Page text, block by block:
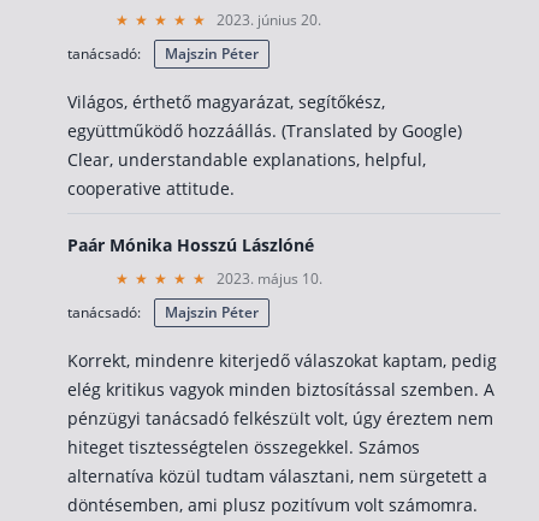
2023. június 20.
tanácsadó:
Majszin Péter
Világos, érthető magyarázat, segítőkész,
együttműködő hozzáállás. (Translated by Google)
Clear, understandable explanations, helpful,
cooperative attitude.
Paár Mónika Hosszú Lászlóné
2023. május 10.
tanácsadó:
Majszin Péter
Korrekt, mindenre kiterjedő válaszokat kaptam, pedig
elég kritikus vagyok minden biztosítással szemben. A
pénzügyi tanácsadó felkészült volt, úgy éreztem nem
hiteget tisztességtelen összegekkel. Számos
alternatíva közül tudtam választani, nem sürgetett a
döntésemben, ami plusz pozitívum volt számomra.